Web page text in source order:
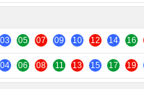
03 05 07 09 10 12 14 16
04 06 08 11 13 15 17 19